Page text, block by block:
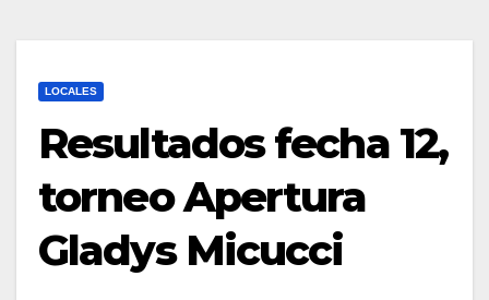
LOCALES
Resultados fecha 12,
torneo Apertura
Gladys Micucci